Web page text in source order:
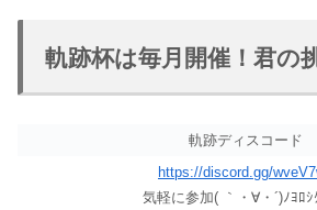
軌跡杯は毎月開催！君の
軌跡ディスコード
https://discord.gg/
気軽に参加( ｀・∀・´)ﾉﾖﾛｼ